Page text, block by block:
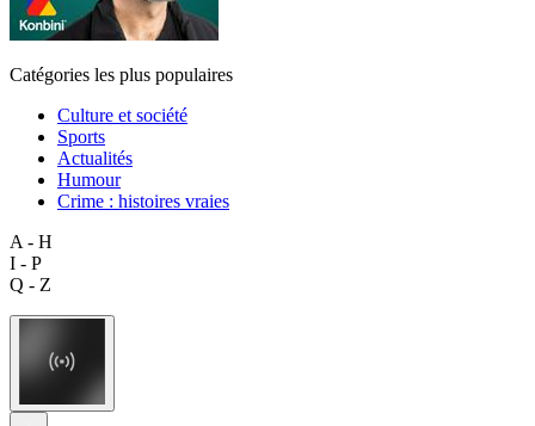
Catégories les plus populaires
Culture et société
Sports
Actualités
Humour
Crime : histoires vraies
A - H
I - P
Q - Z